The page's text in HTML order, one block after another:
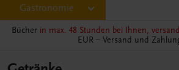
Gastronomie
Bücher in max. 48 Stunden bei Ihnen,
EUR – Versand und